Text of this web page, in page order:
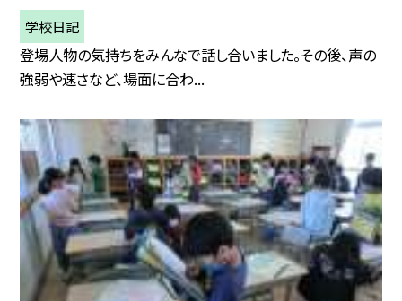
学校日記
登場人物の気持ちをみんなで話し合いました。その後、声の
強弱や速さなど、場面に合わ...